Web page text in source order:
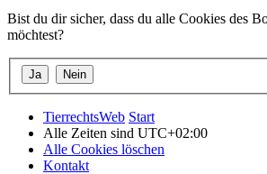
Bist du dir sicher, dass du alle Cookies des
möchtest?
TierrechtsWeb Start
Alle Zeiten sind UTC+02:00
Alle Cookies löschen
Kontakt